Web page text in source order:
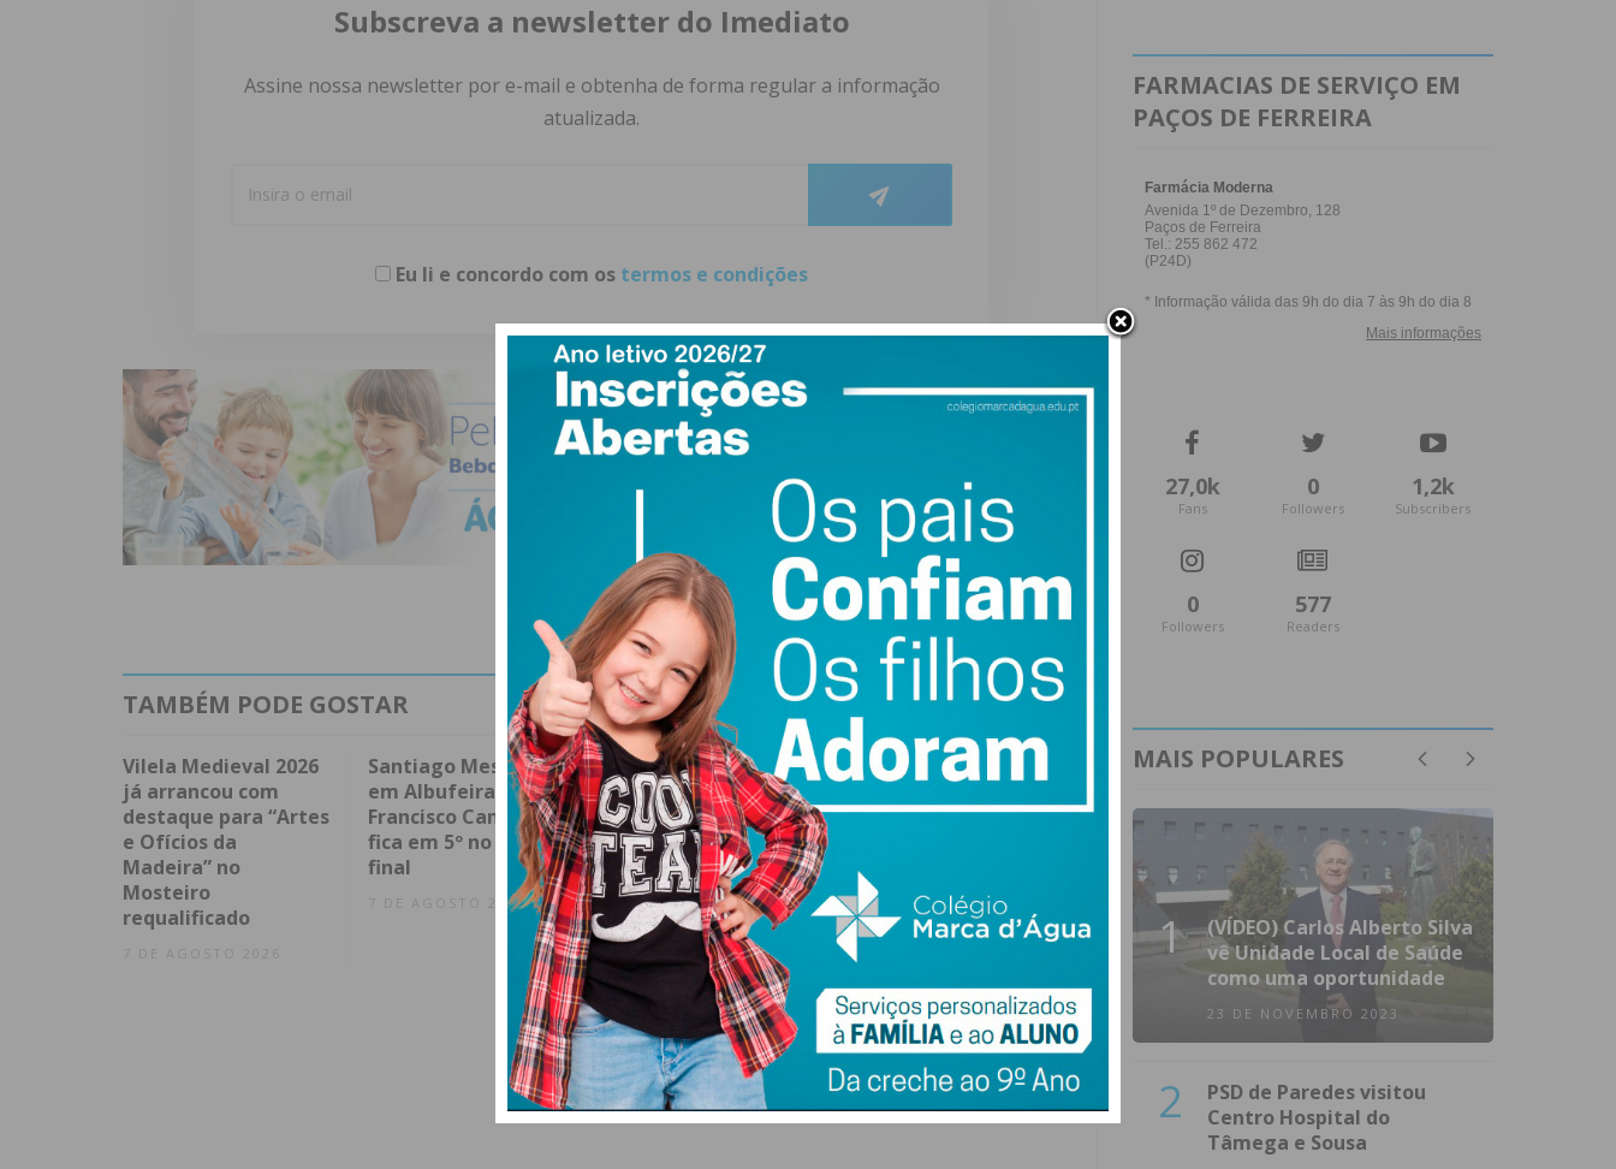
Subscreva a newsletter do Imediato
Assine nossa newsletter por e-mail e obtenha de forma regular a informação
atualizada.
Eu li e concordo com os termos e condições
TAMBÉM PODE GOSTAR
Vilela Medieval 2026
já arrancou com
destaque para “Artes
e Ofícios da
Madeira” no
Mosteiro
requalificado
7 DE AGOSTO 2026
Santiago Mesa vence
em Albufeira e
Francisco Campos
fica em 5º no sprint
final
7 DE AGOSTO 2026
AGRIVAL 2026
arranca em Penafiel
com recinto
renovado e presença
do Ministro da
Agricultura
7 DE AGOSTO 2026
FC Penafiel SAD cria
equipa Sub-23 que
vai ser liderada por
7 DE AGOSTO 2026
FARMACIAS DE SERVIÇO EM
PAÇOS DE FERREIRA
27,0k
Fans
0
Followers
1,2k
Subscribers
0
Followers
577
Readers
MAIS POPULARES
1
(VÍDEO) Carlos Alberto Silva
vê Unidade Local de Saúde
como uma oportunidade
23 DE NOVEMBRO 2023
2
PSD de Paredes visitou
Centro Hospital do
Tâmega e Sousa